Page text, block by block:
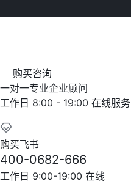
购买咨询
一对一专业企业顾问
工作日 8:00 - 19:00 在线服务
购买飞书
400-0682-666
工作日 9:00-19:00 在线